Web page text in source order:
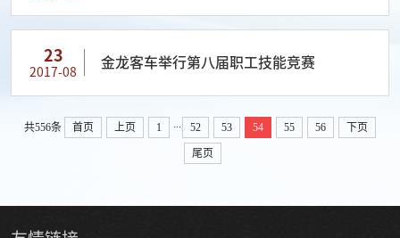
23
2017-08
金龙客车举行第八届职工技能竞赛
共556条 首页 上页 1 ... 52 53 54 55 56 下页
尾页